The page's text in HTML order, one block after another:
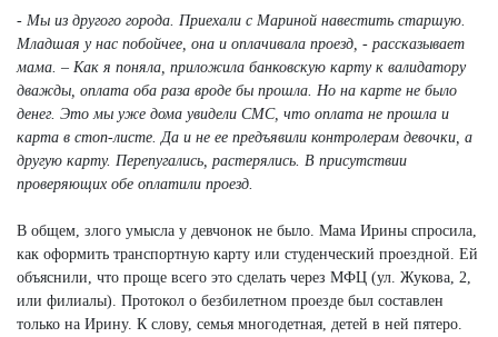
- Мы из другого города. Приехали с Мариной навестить старшую.
Младшая у нас побойчее, она и оплачивала проезд, - рассказывает
мама. – Как я поняла, приложила банковскую карту к валидатору
дважды, оплата оба раза вроде бы прошла. Но на карте не было
денег. Это мы уже дома увидели СМС, что оплата не прошла и
карта в стоп-листе. Да и не ее предъявили контролерам девочки, а
другую карту. Перепугались, растерялись. В присутствии
проверяющих обе оплатили проезд.
В общем, злого умысла у девчонок не было. Мама Ирины спросила,
как оформить транспортную карту или студенческий проездной. Ей
объяснили, что проще всего это сделать через МФЦ (ул. Жукова, 2,
или филиалы). Протокол о безбилетном проезде был составлен
только на Ирину. К слову, семья многодетная, детей в ней пятеро.